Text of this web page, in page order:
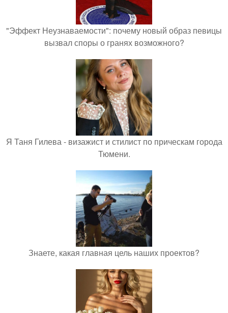
"Эффект Неузнаваемости": почему новый образ певицы
вызвал споры о гранях возможного?
Я Таня Гилева - визажист и стилист по прическам города
Тюмени.
Знаете, какая главная цель наших проектов?